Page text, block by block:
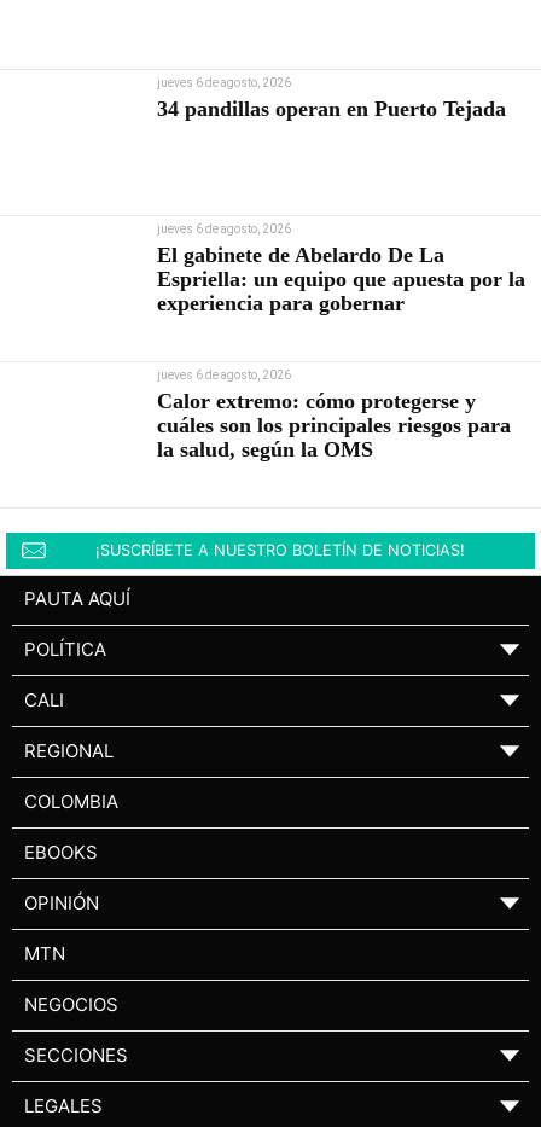
jueves 6 de agosto, 2026
34 pandillas operan en Puerto Tejada
jueves 6 de agosto, 2026
El gabinete de Abelardo De La
Espriella: un equipo que apuesta por la
experiencia para gobernar
jueves 6 de agosto, 2026
Calor extremo: cómo protegerse y
cuáles son los principales riesgos para
la salud, según la OMS
¡SUSCRÍBETE A NUESTRO BOLETÍN DE NOTICIAS!
PAUTA AQUÍ
POLÍTICA ▼
CALI ▼
REGIONAL ▼
COLOMBIA
EBOOKS
OPINIÓN ▼
MTN
NEGOCIOS
SECCIONES ▼
LEGALES ▼